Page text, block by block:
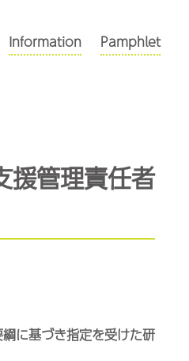
Information Pamphlet
援管理責任者
に基づき指定を受けた研